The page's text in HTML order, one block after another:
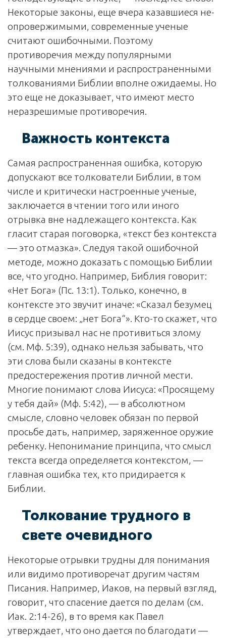
Некоторые законы, еще вчера казавшиеся не­
опровержимыми, современные ученые
считают ошибочными. Поэтому
противоречия между популярными
научными мнениями и распространенными
толкованиями Библии вполне ожидаемы. Но
это еще не доказывает, что имеют место
неразрешимые противоречия.
Важность контекста
Самая распространенная ошибка, которую
допускают все толкователи Библии, в том
числе и критически настроенные ученые,
заключается в чтении того или иного
отрывка вне надлежащего контекста. Как
гласит старая поговорка, «текст без контекста
— это отмазка». Следуя такой ошибочной
методе, можно доказать с помощью Библии
все, что угодно. Например, Библия говорит:
«Нет Бога» (Пс. 13:1). Только, конечно, в
контексте это звучит иначе: «Сказал безумец
в сердце своем: „нет Бога“». Кто-то скажет, что
Иисус призывал нас не противиться злому
(см. Мф. 5:39), однако нельзя забывать, что
эти слова были сказаны в контексте
предостережения против личной мести.
Многие понимают слова Иисуса: «Просящему
у тебя дай» (Мф. 5:42), — в абсолютном
смысле, словно человек обязан по первой
просьбе дать, например, заряженное оружие
ребенку. Непонимание принципа, что смысл
текста всегда определяется контекстом, —
главная ошибка тех, кто придирается к
Библии.
Толкование трудного в
свете очевидного
Некоторые отрывки трудны для понимания
или видимо противоречат другим частям
Писания. Например, Иаков, на первый взгляд,
говорит, что спасение дается по делам (см.
Иак. 2:14-26), в то время как Павел
утверждает, что оно дается по благодати —